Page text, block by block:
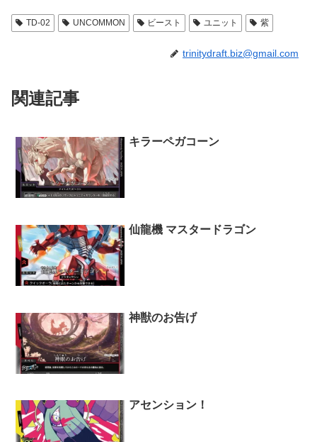
TD-02 UNCOMMON ビースト ユニット 紫
trinitydraft.biz@gmail.com
関連記事
キラーペガコーン
仙龍機 マスタードラゴン
神獣のお告げ
アセンション！